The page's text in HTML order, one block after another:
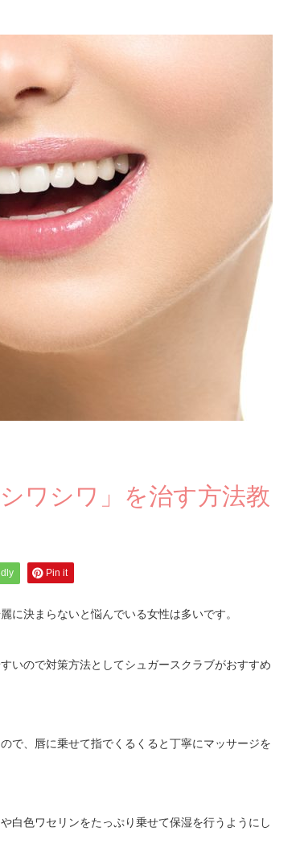
ワシワ」を治す方法教
Pin it
に決まらないと悩んでいる女性は多いです。
いので対策方法としてシュガースクラブがおすすめ
で、唇に乗せて指でくるくると丁寧にマッサージを
白色ワセリンをたっぷり乗せて保湿を行うようにし